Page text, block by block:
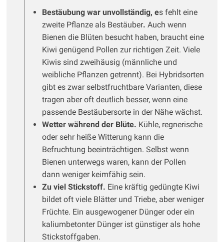
Bestäubung war unvollständig, es fehlt eine
zweite Pflanze als Bestäuber. Auch wenn
Bienen die Blüten besucht haben, braucht eine
Kiwi genügend Pollen zur richtigen Zeit. Viele
Kiwis sind zweihäusig (männliche und
weibliche Pflanzen getrennt). Bei Hybridsorten
gibt es zwar selbstfruchtbare Varianten, diese
tragen aber oft deutlich besser, wenn eine
passende Bestäubersorte in der Nähe wächst.
Wetter während der Blüte. Kühle, regnerische
oder sehr heiße Witterung kann die
Befruchtung beeinträchtigen. Selbst wenn
Bienen unterwegs waren, kann der Pollen
dann weniger keimfähig sein.
Zu viel Stickstoff. Eine kräftig gedüngte Kiwi
bildet oft viele Blätter und Triebe, aber weniger
Früchte. Ein ausgewogener Dünger oder ein
kaliumbetonter Dünger ist günstiger als hohe
Stickstoffgaben.